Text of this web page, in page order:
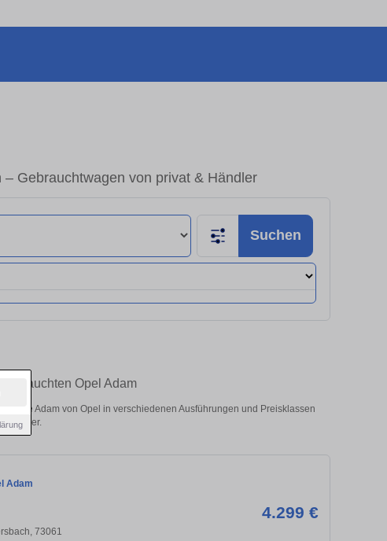
Gebrauchtwagen von privat & Händler
Suchen
Opel Adam
Adam von Opel in verschiedenen Ausführungen und Preisklassen
Händler.
Adam
4.299 €
73061